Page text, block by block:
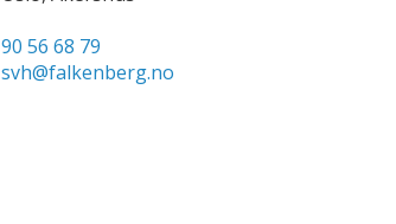
90 56 68 79
svh@falkenberg.no